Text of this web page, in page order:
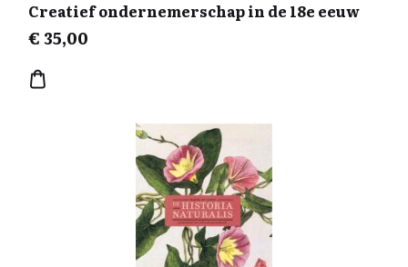
verzilting en verzoeting, klimaatveranderingen en de
zeespiegelrijzing is nu actueel.
Creatief ondernemerschap in de 18e eeuw
€35,00